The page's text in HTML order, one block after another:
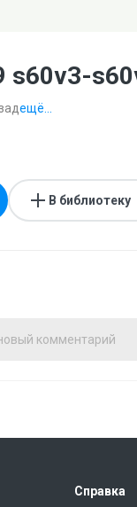
s60v3-
ещё...
В библиотеку
комментарий
Справка